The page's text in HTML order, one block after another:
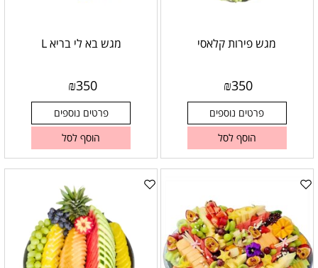
מגש פירות קלאסי
₪350
פרטים נוספים
הוסף לסל
מגש בא לי בריא L
₪350
פרטים נוספים
הוסף לסל